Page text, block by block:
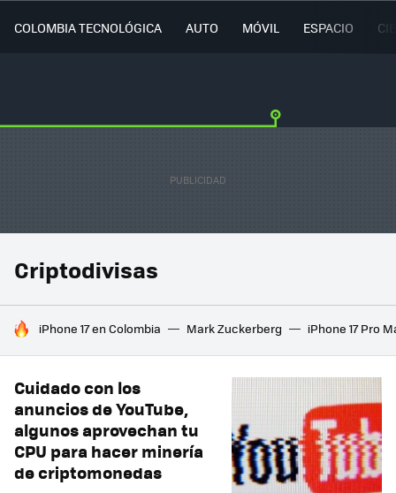
COLOMBIA TECNOLÓGICA AUTO MÓVIL ESPACIO
Criptodivisas
HOY SE HABLA DE
iPhone 17 en Colombia Mark Zuckerberg iPhone 17 Pro
Cuidado con los
anuncios de YouTube,
algunos aprovechan tu
CPU para hacer minería
de criptomonedas